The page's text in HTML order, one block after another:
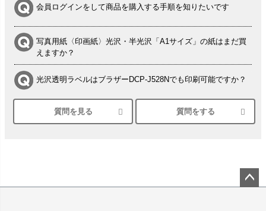
会員ログインをして商品を購入する手順を知りたいです
写真用紙〈印画紙〉光沢・半光沢「A1サイズ」の紙はまだ買
えますか？
光沢透明ラベルはブラザーDCP-J528Nでも印刷可能ですか？
シルバーペーパーにEPSON EP-30VAで印刷するときの設定
は？
塩ビのロール紙で離型紙が透明の商品はありますか
質問を見る 質問をする